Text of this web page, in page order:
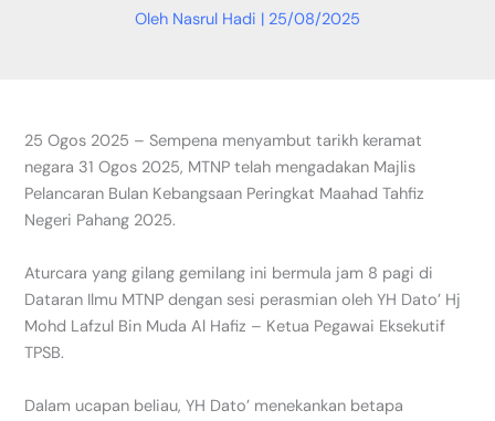
Oleh Nasrul Hadi | 25/08/2025
25 Ogos 2025 – Sempena menyambut tarikh keramat
negara 31 Ogos 2025, MTNP telah mengadakan Majlis
Pelancaran Bulan Kebangsaan Peringkat Maahad Tahfiz
Negeri Pahang 2025.
Aturcara yang gilang gemilang ini bermula jam 8 pagi di
Dataran Ilmu MTNP dengan sesi perasmian oleh YH Dato’ Hj
Mohd Lafzul Bin Muda Al Hafiz – Ketua Pegawai Eksekutif
TPSB.
Dalam ucapan beliau, YH Dato’ menekankan betapa